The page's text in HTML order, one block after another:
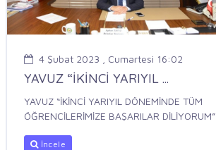
4 Şubat 2023 , Cumartesi 16:02
YAVUZ “İKİNCİ YARIYIL ...
YAVUZ “İKİNCİ YARIYIL DÖNEMİNDE TÜM
ÖĞRENCİLERİMİZE BAŞARILAR DİLİYORUM”
İncele